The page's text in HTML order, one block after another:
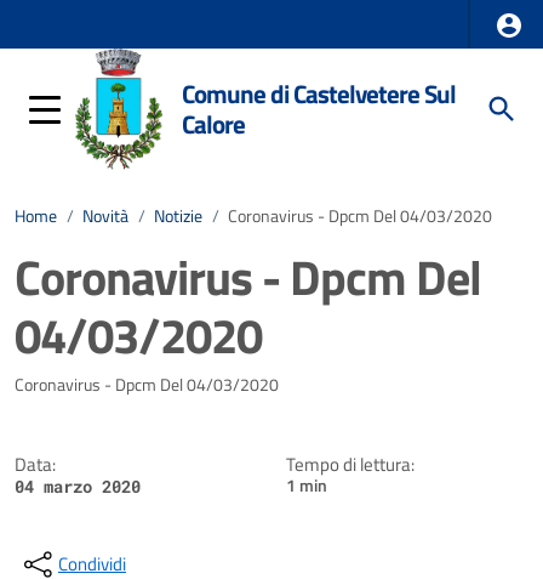
Comune di Castelvetere Sul
Calore
Home / Novità / Notizie / Coronavirus - Dpcm Del 04/03/2020
Coronavirus - Dpcm Del
04/03/2020
Dettagli della notizia
Coronavirus - Dpcm Del 04/03/2020
Data:
04 marzo 2020
Tempo di lettura:
1 min
Condividi